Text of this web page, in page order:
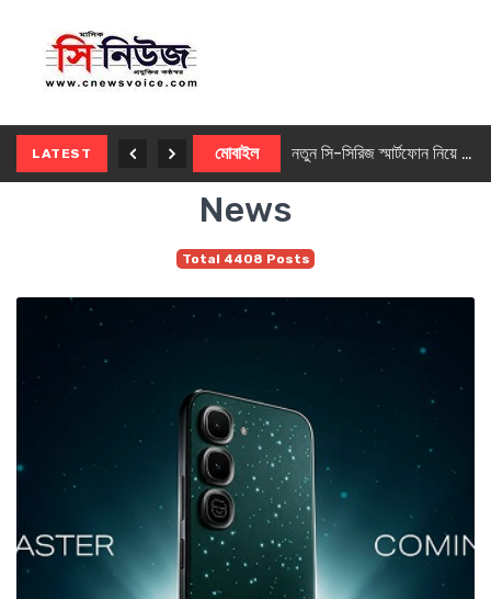
LATEST মোবাইল নতুন সি-সিরিজ স্মার্টফোন নিয়ে আসছে রিয়েলমি
News
Total 4408 Posts